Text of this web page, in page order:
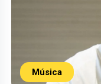
Música